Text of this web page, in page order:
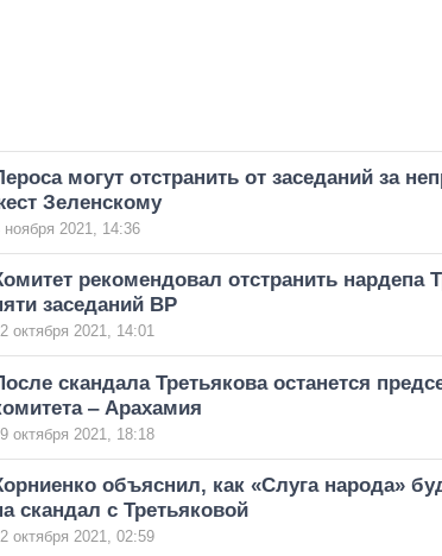
могут отстранить от заседаний за
Зеленскому
ноября 2021, 14:36
рекомендовал отстранить нардепа
заседаний ВР
октября 2021, 14:01
скандала Третьякова останется
‒ Арахамия
октября 2021, 18:18
объяснил, как «Слуга народа»
скандал с Третьяковой
октября 2021, 02:59